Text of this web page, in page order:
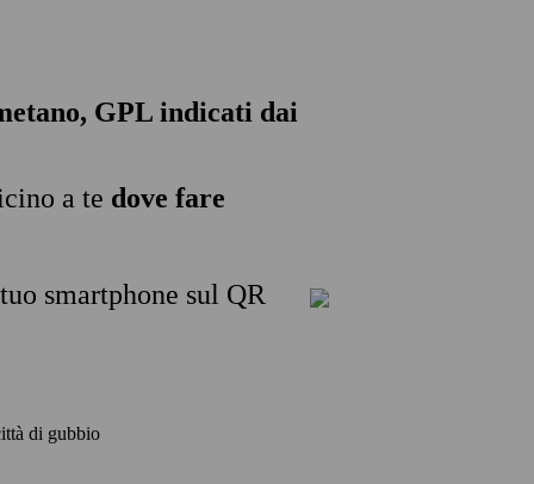
GPL indicati dai
a te dove fare
smartphone sul QR
di gubbio